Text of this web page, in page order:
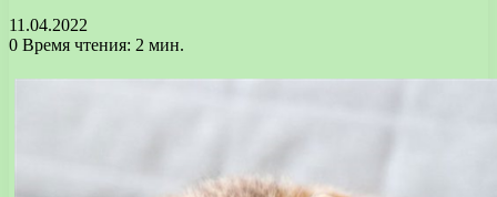
11.04.2022
0 Время чтения: 2 мин.